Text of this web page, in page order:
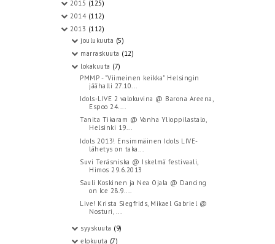
2015 (125)
2014 (112)
2013 (112)
joulukuuta (5)
marraskuuta (12)
lokakuuta (7)
PMMP - "Viimeinen keikka" Helsingin
jäähalli 27.10...
Idols-LIVE 2 valokuvina @ Barona Areena,
Espoo 24....
Tanita Tikaram @ Vanha Ylioppilastalo,
Helsinki 19...
Idols 2013! Ensimmäinen Idols LIVE-
lähetys on taka...
Suvi Teräsniska @ Iskelmä festivaali,
Himos 29.6.2013
Sauli Koskinen ja Nea Ojala @ Dancing
on Ice 28.9....
Live! Krista Siegfrids, Mikael Gabriel @
Nosturi, ...
syyskuuta (9)
elokuuta (7)